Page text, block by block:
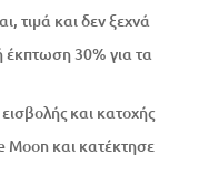
τιμά και δεν ξεχνά
έκπτωση 30% για τα
και κατοχής
και κατέκτησε